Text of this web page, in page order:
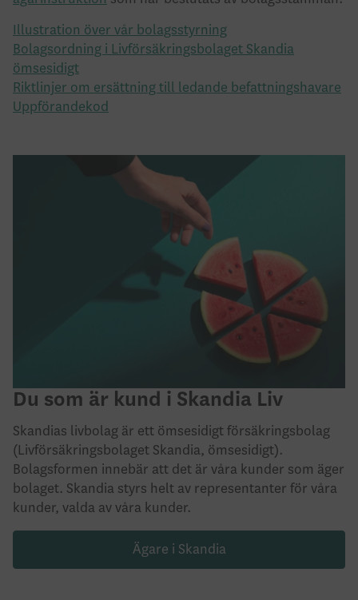
Illustration över vår bolagsstyrning
Bolagsordning i Livförsäkringsbolaget Skandia
ömsesidigt
Riktlinjer om ersättning till ledande befattningshavare
Uppförandekod
Du som är kund i Skandia Liv
Skandias livbolag är ett ömsesidigt försäkringsbolag
(Livförsäkringsbolaget Skandia, ömsesidigt).
Bolagsformen innebär att det är våra kunder som äger
bolaget. Skandia styrs helt av representanter för våra
kunder, valda av våra kunder.
Ägare i Skandia